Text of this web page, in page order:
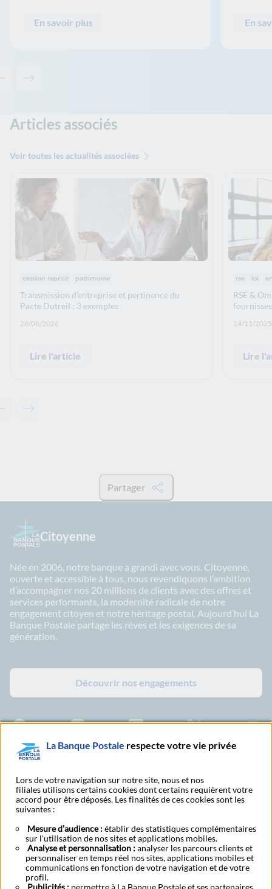
En savoir plus En
Contenu précédent - Les solutions de La Banque Postale
Contenu suivant - Les solutions de La Banque Postale
Articles associés
Voir toutes les actualités associées
Thématiques :
cession reprise patrimoine
Transmission d’entreprise et pertinence du
Pacte Dutreil : 3 exemples
Date de publication: :
26/06/2026
Lire l'article
rse loi
RSE &
Date de
14/11/2025
Lire
Contenu précédent - Articles associés
Contenu suivant - Articles associés
Partager
Citoyenne
Née en 2006, notre banque a grandi avec vous. Citoyenne,
ouverte et accessible à tous, nous revendiquons l’ambition
d’accompagner nos 20 millions de clients avec des offres et
services performants, la modernité radicale de notre
engagement citoyen et notre héritage postal. Aujourd’hui La
Banque Postale partage les rêves et les exigences de sa
génération.
Découvrir nos engagements
Facebook - La Banque Postale
Instagram - La Banque Postale
Linkedin - La Banque Postale
X - La Banque
Mentions légalesCGUAccessibiliteDonnées personnellesCookies
BFI - Banque de Financement et d'Investissement
Transparence fiscale
Fonds de garantie des dépôts et de résolution
La Banque Postale respecte votre vie privée
Lors de votre navigation sur notre site, nous et nos
filiales utilisons certains cookies dont certains requièrent votre
accord pour être déposés. Les finalités de ces cookies sont les
suivantes :
Mesure d’audience :établir des statistiques complémentaires
sur l'utilisation de nos sites et applications mobiles.
Analyse et personnalisation :analyser les parcours clients et
personnaliser en temps réel nos sites, applications mobiles et
communications en fonction de votre navigation et de votre
profil.
Publicités : permettre à La Banque Postale et ses partenaires